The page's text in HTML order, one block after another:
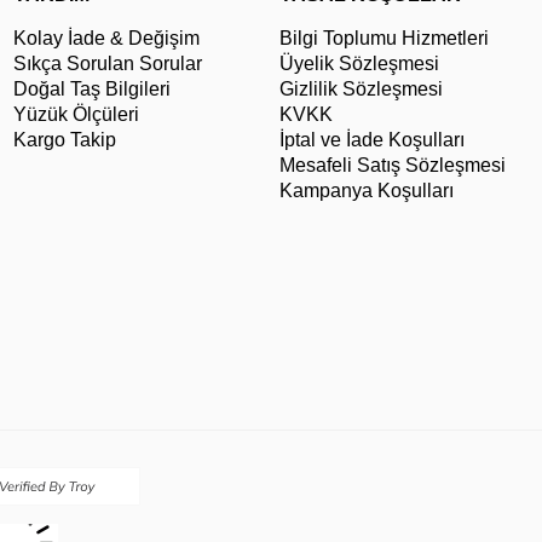
Kolay İade & Değişim
Sıkça Sorulan Sorular
Doğal Taş Bilgileri
Yüzük Ölçüleri
Kargo Takip
Bilgi Toplumu Hizmetleri
Üyelik Sözleşmesi
Gizlilik Sözleşmesi
KVKK
İptal ve İade Koşulları
Mesafeli Satış Sözleşmesi
Kampanya Koşulları